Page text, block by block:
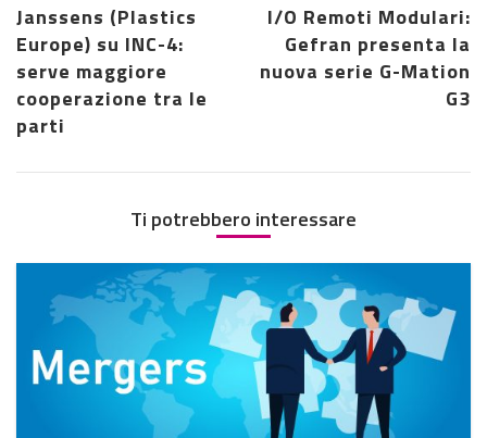
Janssens (Plastics
Europe) su INC-4:
serve maggiore
cooperazione tra le
parti
I/O Remoti Modulari:
Gefran presenta la
nuova serie G-Mation
G3
Ti potrebbero interessare